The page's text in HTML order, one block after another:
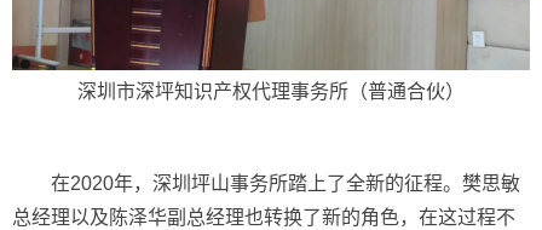
深圳市深坪知识产权代理事务所（普通合伙）
在2020年，深圳坪山事务所踏上了全新的征程。樊思敏
总经理以及陈泽华副总经理也转换了新的角色，在这过程不